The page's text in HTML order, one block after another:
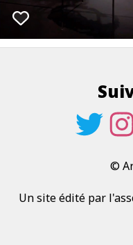
©
Un site édité par